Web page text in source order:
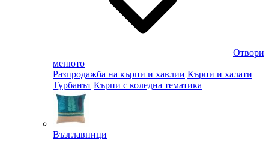
Отвори
менюто
Разпродажба на кърпи и хавлии Кърпи и халати
Турбанът Кърпи с коледна тематика
Възглавници